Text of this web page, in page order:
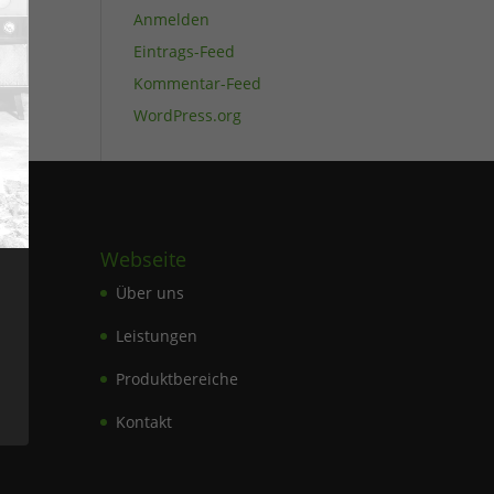
Anmelden
Eintrags-Feed
Kommentar-Feed
WordPress.org
Webseite
Über uns
Leistungen
Produktbereiche
Kontakt